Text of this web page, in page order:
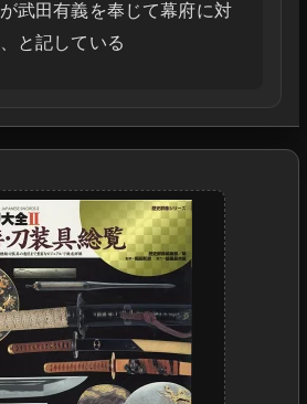
武田有義を奉じて幕府に対
と記している